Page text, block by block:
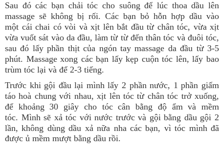
Sau đó các bạn chải tóc cho suông để lúc thoa dầu lên
massage sẽ không bị rối. Các bạn bỏ hỗn hợp dầu vào
một cái chai có vòi và xịt lên bắt đầu từ chân tóc, vừa xịt
vừa vuốt sát vào da đầu, làm từ từ đến thân tóc và đuôi tóc,
sau đó lấy phần thịt của ngón tay massage da đầu từ 3-5
phút. Massage xong các bạn lấy kẹp cuộn tóc lên, lấy bao
trùm tóc lại và để 2-3 tiếng.
Trước khi gội đầu lại mình lấy 2 phần nước, 1 phần giấm
táo hoà chung với nhau, xịt lên tóc từ chân tóc trở xuống,
để khoảng 30 giây cho tóc cân bằng độ ẩm và mềm
tóc. Mình sẽ xả tóc với nước trước và gội bằng dầu gội 2
lần, không dùng dầu xả nữa nha các bạn, vì tóc mình đã
được ủ mềm mượt bằng dầu rồi.